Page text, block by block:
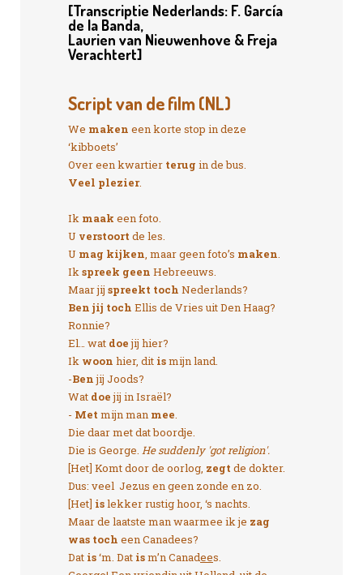
[Transcriptie Nederlands: F. García
de la Banda,
Laurien van Nieuwenhove & Freja
Verachtert]
Script van de film (NL)
We maken een korte stop in deze
‘kibboets’
Over een kwartier terug in de bus.
Veel plezier.
Ik maak een foto.
U verstoort de les.
U mag kijken , maar geen foto’s maken
Ik spreek geen Hebreeuws.
Maar jij spreekt toch Nederlands?
Ben jij toch Ellis de Vries uit Den Haag?
Ronnie?
El… wat doejij hier?
Ik woon hier, dit ismijn land.
-Benjij Joods?
Wat doejij in Israël?
- Met mijn man mee
Die daar met dat boordje.
Die is George. He suddenly 'got religion'.
[Het] Komt door de oorlog, zegt de dokter.
Dus: veel Jezus en geen zonde en zo.
[Het] islekker rustig hoor, ‘s nachts.
Maar de laatste man waarmee ik je zag
was toch een Canadees?
Dat is‘m. Dat ism’n Canadees.